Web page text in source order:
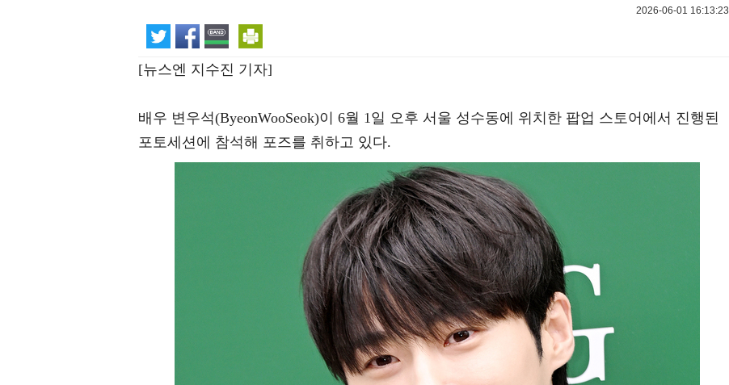
2026-06-01 16:13:23
[뉴스엔 지수진 기자]
배우 변우석(ByeonWooSeok)이 6월 1일 오후 서울 성수동에 위치한 팝업 스토어에서 진행된
포토세션에 참석해 포즈를 취하고 있다.